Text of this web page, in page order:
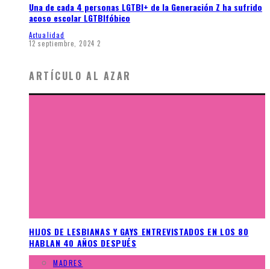
Una de cada 4 personas LGTBI+ de la Generación Z ha sufrido
acoso escolar LGTBIfóbico
Actualidad
12 septiembre, 2024 2
ARTÍCULO AL AZAR
HIJOS DE LESBIANAS Y GAYS ENTREVISTADOS EN LOS 80
HABLAN 40 AÑOS DESPUÉS
MADRES